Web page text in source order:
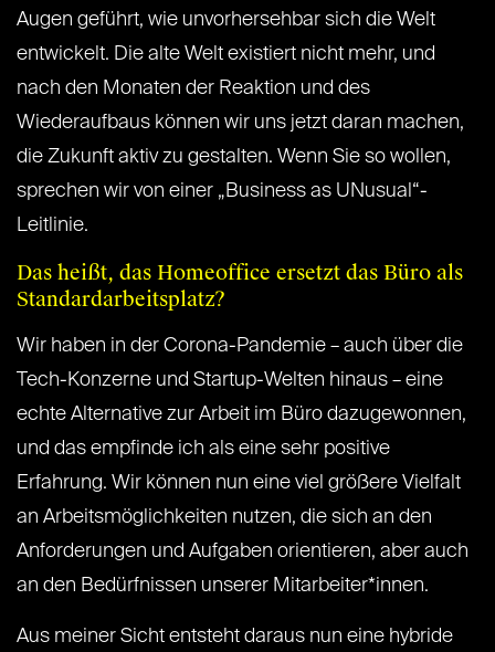
Augen geführt, wie unvorhersehbar sich die Welt
entwickelt. Die alte Welt existiert nicht mehr, und
nach den Monaten der Reaktion und des
Wiederaufbaus können wir uns jetzt daran machen,
die Zukunft aktiv zu gestalten. Wenn Sie so wollen,
sprechen wir von einer „Business as UNusual“-
Leitlinie.
Das heißt, das Homeoffice ersetzt das Büro als
Standardarbeitsplatz?
Wir haben in der Corona-Pandemie – auch über die
Tech-Konzerne und Startup-Welten hinaus – eine
echte Alternative zur Arbeit im Büro dazugewonnen,
und das empfinde ich als eine sehr positive
Erfahrung. Wir können nun eine viel größere Vielfalt
an Arbeitsmöglichkeiten nutzen, die sich an den
Anforderungen und Aufgaben orientieren, aber auch
an den Bedürfnissen unserer Mitarbeiter*innen.
Aus meiner Sicht entsteht daraus nun eine hybride